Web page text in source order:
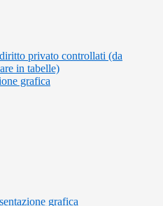
privato controllati (da
in tabelle)
grafica
grafica